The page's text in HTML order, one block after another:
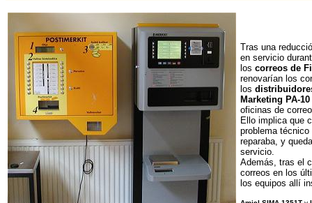
Tras una
en servicio
los correos de
renovarían los
los
Marketing PA-10
oficinas de
Ello implica que
problema
reparaba, y
servicio.
Además, tras el
correos en los
los equipos allí